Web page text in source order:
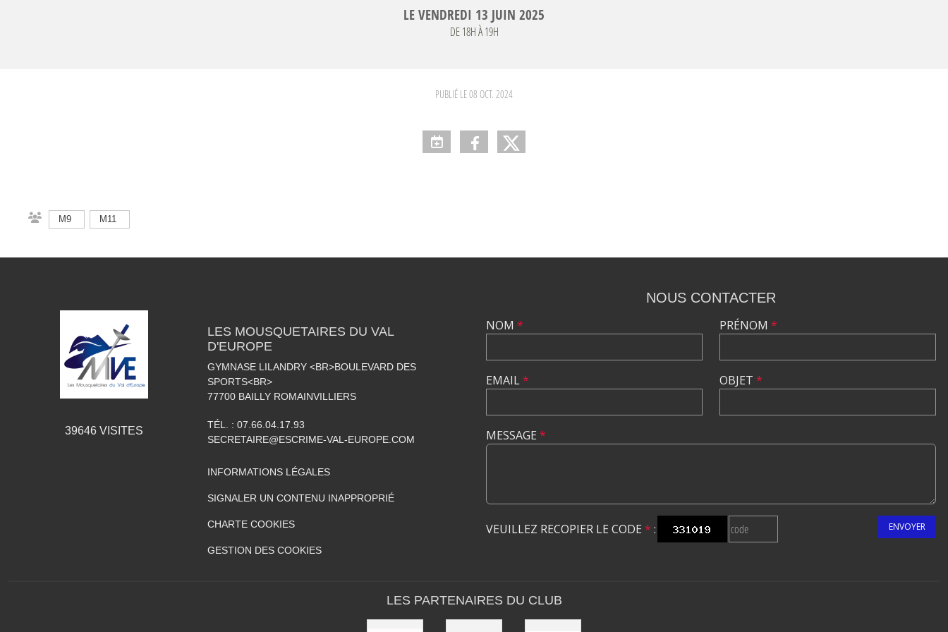
LEVENDREDI 13 JUIN 2025
DE 18H À 19H
PUBLIÉ LE08 OCT. 2024
M9 M11
39646VISITES
LES MOUSQUETAIRES DU VAL
D'EUROPE
GYMNASE LILANDRY <BR>BOULEVARD DES
SPORTS<BR>
77700 BAILLY ROMAINVILLIERS
TÉL. : 07.66.04.17.93
SECRETAIRE@ESCRIME-VAL-EUROPE.COM
INFORMATIONS LÉGALES
SIGNALER UN CONTENU INAPPROPRIÉ
CHARTE COOKIES
GESTION DES COOKIES
NOUS CONTACTER
NOM *
EMAIL*
PRÉNOM *
OBJET *
MESSAGE *
VEUILLEZ RECOPIER LE CODE * : ENVOYER
LES PARTENAIRES DU CLUB